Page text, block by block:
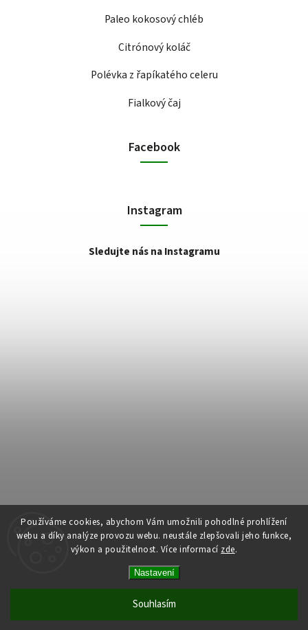
Používáme cookies, abychom Vám umožnili pohodlné prohlížení
webu a díky analýze provozu webu. neustále zlepšovali jeho funkce,
výkon a použitelnost. Více informací zde.
Nastavení
Souhlasím
Paleo kokosový chléb
Citrónový koláč
Polévka z řapíkatého celeru
Fialkový čaj
Facebook
Instagram
Sledujte nás na Instagramu
Dům dlouhověkosti
Upravit nastavení cookies
VytvořilShoptet | Design